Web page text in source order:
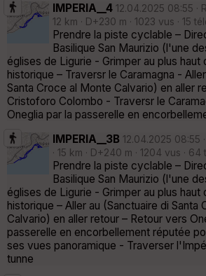
IMPERIA__4 12.04.2025 08:55 ·
12 km · D+230 m · 1023 vus · 15
Prendre la piste cyclable –
Basilique San Maurizio (l'une
églises de Ligurie - Grimper au plus haut
historique – Traversr le Caramagna -
Santa Croce al Monte Calvario) en aller
Cristoforo Colombo - Traversr le
Oneglia par la passerelle en
IMPERIA__3B 12.04.2025 08:55
· 15 km · D+240 m · 1204 vus ·
Prendre la piste cyclable –
Basilique San Maurizio (l'une
églises de Ligurie - Grimper au plus haut
historique – Aller au (Sanctuaire di Santa
Calvario) en aller retour – Retour vers
passerelle en encorbellement réputée
ses vues panoramique - Traverser
tunne